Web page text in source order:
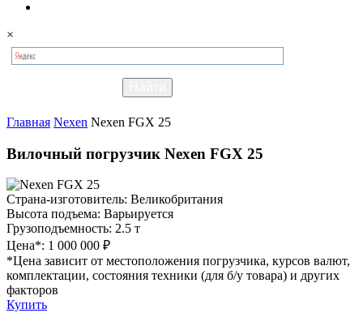
×
Главная Nexen Nexen FGX 25
Вилочный погрузчик Nexen FGX 25
Страна-изготовитель: Великобритания
Высота подъема: Варьируется
Грузоподъемность: 2.5 т
Цена*: 1 000 000 ₽
*Цена зависит от местоположения погрузчика, курсов валют,
комплектации, состояния техники (для б/у товара) и других
факторов
Купить